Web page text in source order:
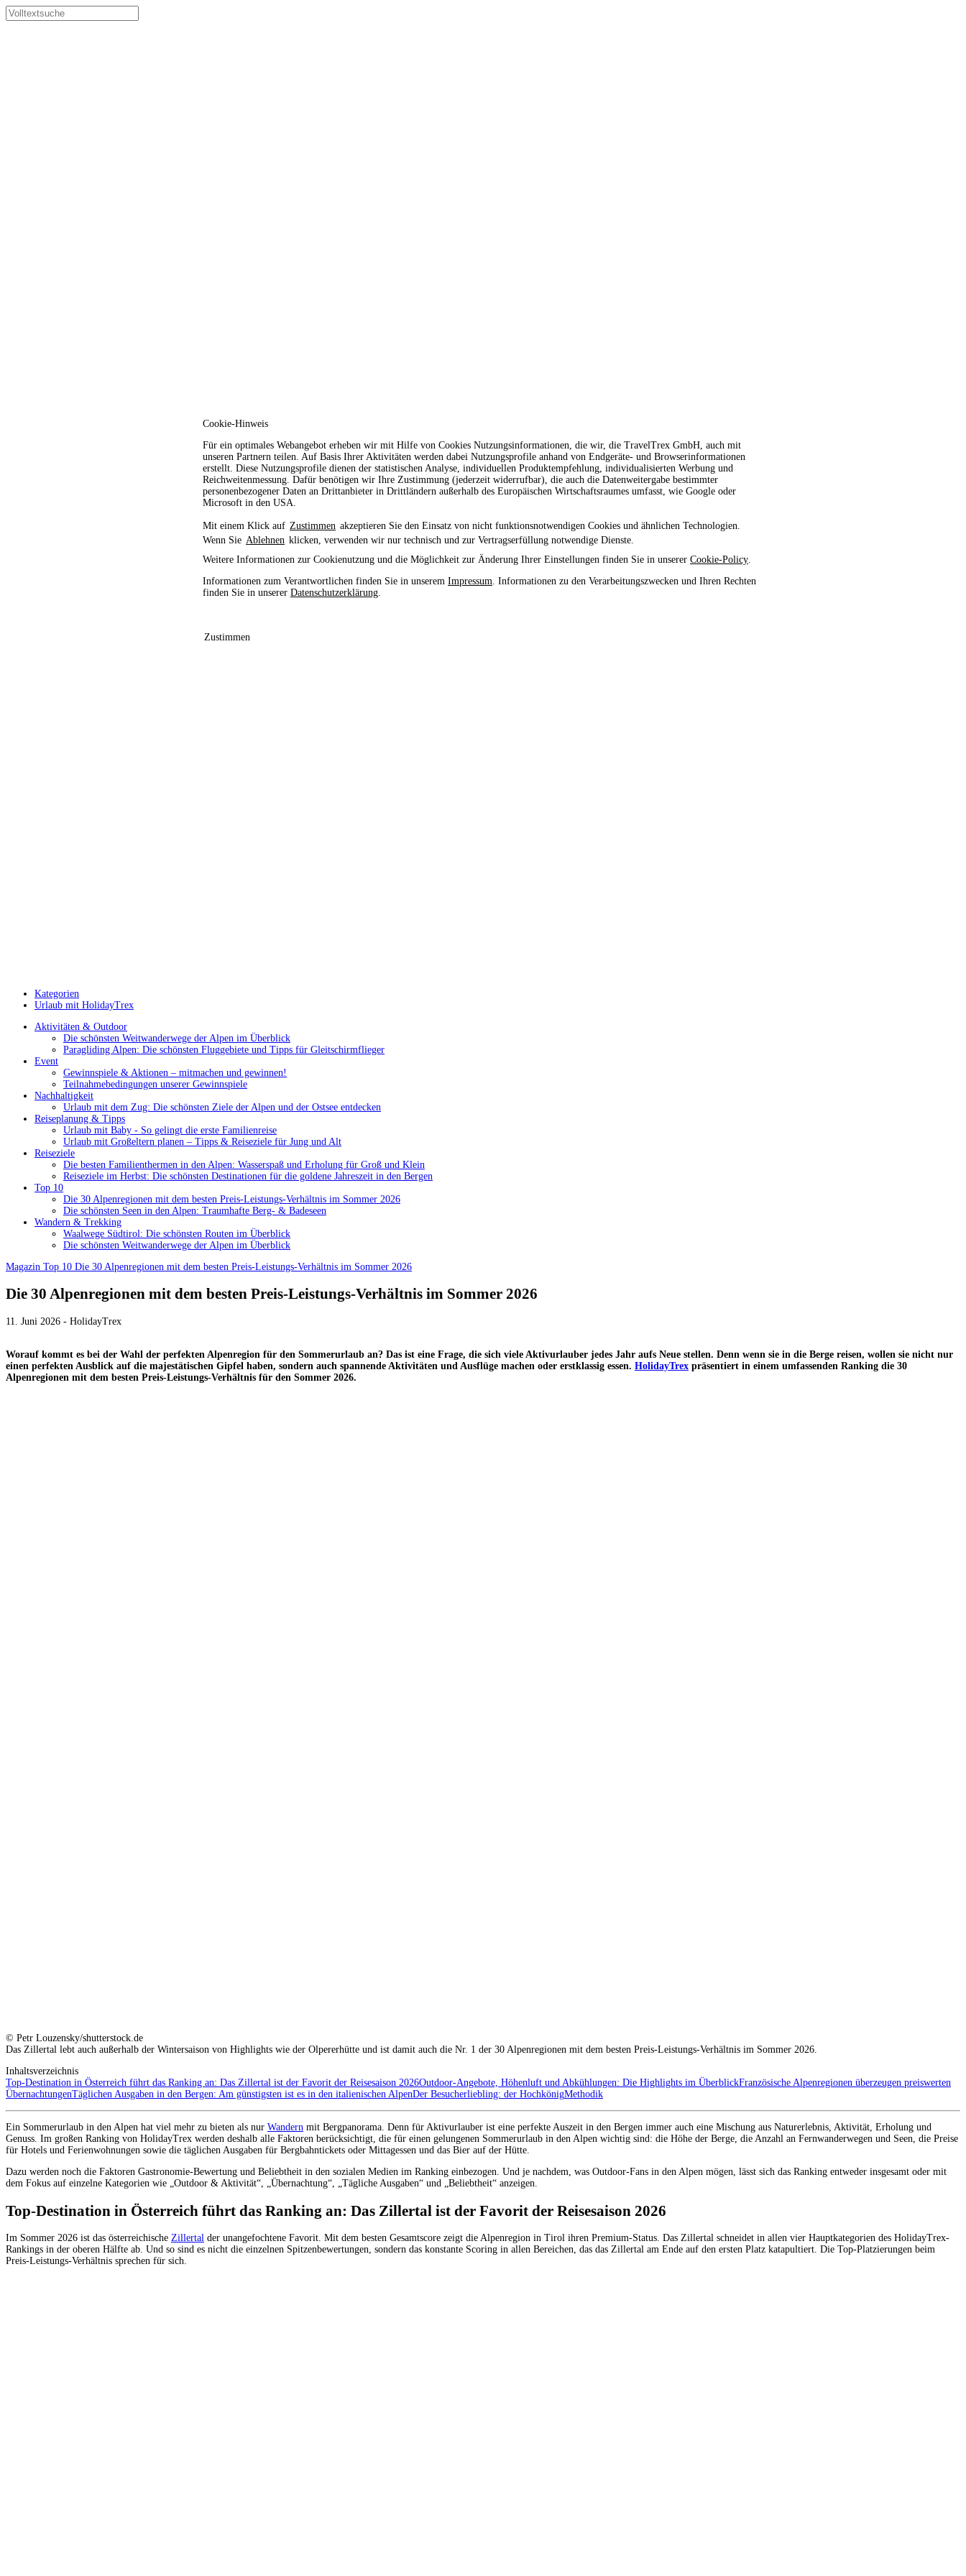
Cookie-Hinweis
Für ein optimales Webangebot erheben wir mit Hilfe von Cookies Nutzungsinformationen, die wir, die TravelTrex GmbH, auch mit
unseren Partnern teilen. Auf Basis Ihrer Aktivitäten werden dabei Nutzungsprofile anhand von Endgeräte- und Browserinformationen
erstellt. Diese Nutzungsprofile dienen der statistischen Analyse, individuellen Produktempfehlung, individualisierten Werbung und
Reichweitenmessung. Dafür benötigen wir Ihre Zustimmung (jederzeit widerrufbar), die auch die Datenweitergabe bestimmter
personenbezogener Daten an Drittanbieter in Drittländern außerhalb des Europäischen Wirtschaftsraumes umfasst, wie Google oder
Microsoft in den USA.
Mit einem Klick auf Zustimmen akzeptieren Sie den Einsatz von nicht funktionsnotwendigen Cookies und ähnlichen Technologien.
Wenn Sie Ablehnen klicken, verwenden wir nur technisch und zur Vertragserfüllung notwendige Dienste.
Weitere Informationen zur Cookienutzung und die Möglichkeit zur Änderung Ihrer Einstellungen finden Sie in unserer Cookie-Policy
Informationen zum Verantwortlichen finden Sie in unserem Impressum . Informationen zu den Verarbeitungszwecken und Ihren Rechten
finden Sie in unserer Datenschutzerklärung
Zustimmen
Kategorien
Urlaub mit HolidayTrex
Aktivitäten & Outdoor
Die schönsten Weitwanderwege der Alpen im Überblick
Paragliding Alpen: Die schönsten Fluggebiete und Tipps für Gleitschirmflieger
Event
Gewinnspiele & Aktionen – mitmachen und gewinnen!
Teilnahmebedingungen unserer Gewinnspiele
Nachhaltigkeit
Urlaub mit dem Zug: Die schönsten Ziele der Alpen und der Ostsee entdecken
Reiseplanung & Tipps
Urlaub mit Baby - So gelingt die erste Familienreise
Urlaub mit Großeltern planen – Tipps & Reiseziele für Jung und Alt
Reiseziele
Die besten Familienthermen in den Alpen: Wasserspaß und Erholung für Groß und Klein
Reiseziele im Herbst: Die schönsten Destinationen für die goldene Jahreszeit in den Bergen
Top 10
Die 30 Alpenregionen mit dem besten Preis-Leistungs-Verhältnis im Sommer 2026
Die schönsten Seen in den Alpen: Traumhafte Berg- & Badeseen
Wandern & Trekking
Waalwege Südtirol: Die schönsten Routen im Überblick
Die schönsten Weitwanderwege der Alpen im Überblick
Magazin Top 10 Die 30 Alpenregionen mit dem besten Preis-Leistungs-Verhältnis im Sommer 2026
Die 30 Alpenregionen mit dem besten Preis-Leistungs-Verhältnis im Sommer 2026
11. Juni 2026 - HolidayTrex
Worauf kommt es bei der Wahl der perfekten Alpenregion für den Sommerurlaub an? Das ist eine Frage, die sich viele Aktivurlauber jedes Jahr aufs Neue stellen. Denn wenn sie in die Berge reisen, wollen sie nicht nur
einen perfekten Ausblick auf die majestätischen Gipfel haben, sondern auch spannende Aktivitäten und Ausflüge machen oder erstklassig essen. HolidayTrex präsentiert in einem umfassenden Ranking die 30
Alpenregionen mit dem besten Preis-Leistungs-Verhältnis für den Sommer 2026.
© Petr Louzensky/shutterstock.de
Das Zillertal lebt auch außerhalb der Wintersaison von Highlights wie der Olpererhütte und ist damit auch die Nr. 1 der 30 Alpenregionen mit dem besten Preis-Leistungs-Verhältnis im Sommer 2026.
Inhaltsverzeichnis
Top-Destination in Österreich führt das Ranking an: Das Zillertal ist der Favorit der Reisesaison 2026Outdoor-Angebote, Höhenluft und Abkühlungen: Die Highlights im ÜberblickFranzösische Alpenregionen überzeugen preiswerten
ÜbernachtungenTäglichen Ausgaben in den Bergen: Am günstigsten ist es in den italienischen AlpenDer Besucherliebling: der HochkönigMethodik
Ein Sommerurlaub in den Alpen hat viel mehr zu bieten als nur Wandern mit Bergpanorama. Denn für Aktivurlauber ist eine perfekte Auszeit in den Bergen immer auch eine Mischung aus Naturerlebnis, Aktivität, Erholung und
Genuss. Im großen Ranking von HolidayTrex werden deshalb alle Faktoren berücksichtigt, die für einen gelungenen Sommerurlaub in den Alpen wichtig sind: die Höhe der Berge, die Anzahl an Fernwanderwegen und Seen, die Preise
für Hotels und Ferienwohnungen sowie die täglichen Ausgaben für Bergbahntickets oder Mittagessen und das Bier auf der Hütte.
Dazu werden noch die Faktoren Gastronomie-Bewertung und Beliebtheit in den sozialen Medien im Ranking einbezogen. Und je nachdem, was Outdoor-Fans in den Alpen mögen, lässt sich das Ranking entweder insgesamt oder mit
dem Fokus auf einzelne Kategorien wie „Outdoor & Aktivität“, „Übernachtung“, „Tägliche Ausgaben“ und „Beliebtheit“ anzeigen.
Top-Destination in Österreich führt das Ranking an: Das Zillertal ist der Favorit der Reisesaison 2026
Im Sommer 2026 ist das österreichische Zillertal der unangefochtene Favorit. Mit dem besten Gesamtscore zeigt die Alpenregion in Tirol ihren Premium-Status. Das Zillertal schneidet in allen vier Hauptkategorien des HolidayTrex-
Rankings in der oberen Hälfte ab. Und so sind es nicht die einzelnen Spitzenbewertungen, sondern das konstante Scoring in allen Bereichen, das das Zillertal am Ende auf den ersten Platz katapultiert. Die Top-Platzierungen beim
Preis-Leistungs-Verhältnis sprechen für sich.